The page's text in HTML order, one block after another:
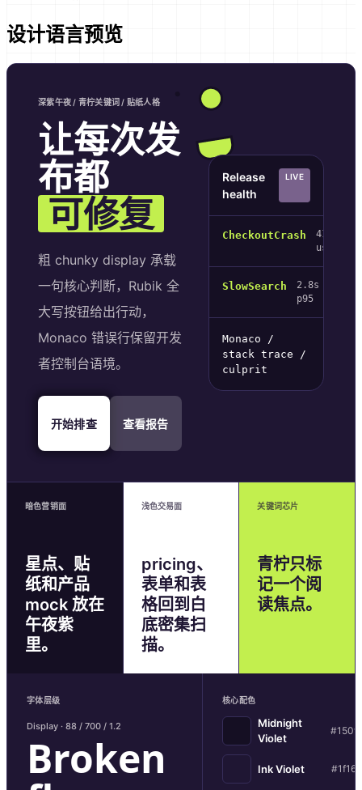
设计语言预览
深紫午夜 / 青柠关键词 / 贴纸人格
让每次发
布都
可修复
粗 chunky display 承载
一句核心判断，Rubik 全
大写按钮给出行动，
Monaco 错误行保留开发
者控制台语境。
开始排查 查看报告
Release
health
LIVE
CheckoutCrash
41
users
SlowSearch
2.8s
p95
Monaco /
stack trace /
culprit
暗色营销面
星点、贴
纸和产品
mock 放在
午夜紫
里。
浅色交易面
pricing、
表单和表
格回到白
底密集扫
描。
关键词芯片
青柠只标
记一个阅
读焦点。
字体层级
Display · 88 / 700 / 1.2
Broken
核心配色
Midnight
Violet
Ink Violet